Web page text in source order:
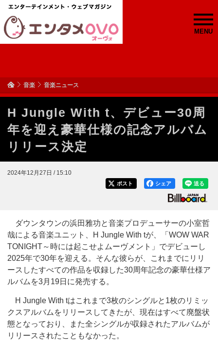
MENU
音楽 音楽ニュース
H Jungle With t、デビュー30周
年を迎え豪華仕様の記念アルバム
リリース決定
2024年12月27日 / 15:10
送る
シェア
ポスト
ダウンタウンの浜田雅功と音楽プロデューサーの小室哲
哉による音楽ユニット、H Jungle With tが、「WOW WAR
TONIGHT～時には起こせよムーヴメント」でデビューし
2025年で30年を迎える。そんな彼らが、これまでにリリ
ースしたすべての作品を収録した30周年記念の豪華仕様ア
ルバムを3月19日に発売する。
H Jungle With tはこれまで3枚のシングルと1枚のリミッ
クスアルバムをリリースしてきたが、現在はすべて廃盤状
態となっており、また全シングルが収録されたアルバムが
リリースされたこともなかった。